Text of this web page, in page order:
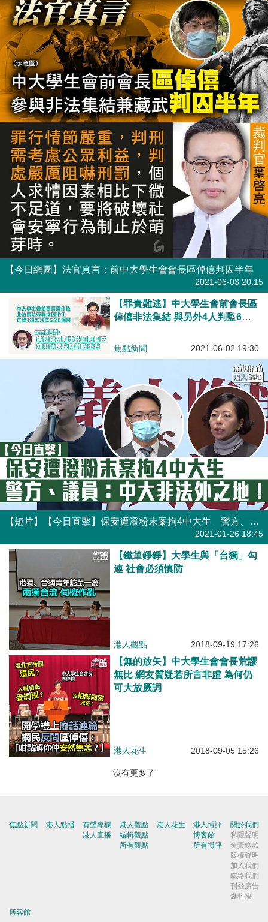
【今日網圖】法官真言：前中大學生會會長區倬僖判囚半年
2021-06-03 20:15
【罪責難逃】中大學生會前會長區
倬僖非法集結 與另外4人判監6至8
高、判刑須反映案情嚴重性
焦點新聞 2021-06-02 19:30
【短片】【今日直擊】保安遭潑粉末案拘4中大生 警方、議員：中大非法外之地！
2021-01-26 18:45
【鐵筆錚錚】大學生與「台獨」勾
連 社會必須慎防
港人觀點 2018-09-19 17:26
【無的放矢】中大學生會會長荒謬
無比 網友質疑若所言非虛 為何仍
可大放厥詞
港人花生 2018-09-05 15:26
沒有更多了
焦點新聞 港人點播
有聲專欄
港人直播
港人觀點
編輯觀點
所有觀點
港人花生
港人博評
博客館
所有博評
關於我們
私隱聲明
免責條款
版權聲明
加入我們
聯絡我們
刊登廣告
爆料快
博客館